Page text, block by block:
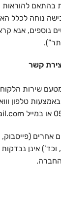
בהתאם
נוחה לכלל
נוספים, אנא
שירות
באמצעות טלפון
אחרים
אינן נבדקות